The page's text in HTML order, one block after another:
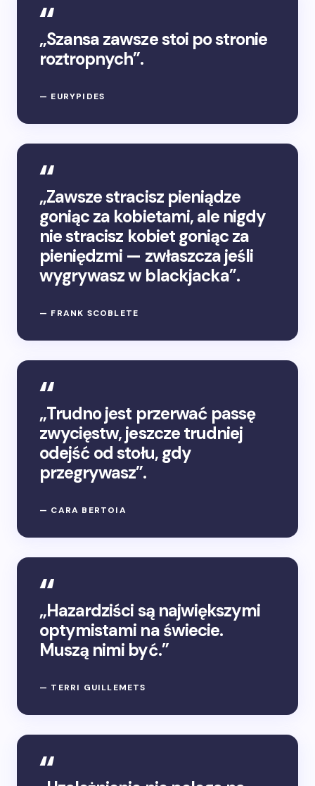
„Szansa zawsze stoi po stronie
roztropnych”.
— EURYPIDES
„Zawsze stracisz pieniądze
goniąc za kobietami, ale nigdy
nie stracisz kobiet goniąc za
pieniędzmi — zwłaszcza jeśli
wygrywasz w blackjacka”.
— FRANK SCOBLETE
„Trudno jest przerwać passę
zwycięstw, jeszcze trudniej
odejść od stołu, gdy
przegrywasz”.
— CARA BERTOIA
„Hazardziści są największymi
optymistami na świecie.
Muszą nimi być.”
— TERRI GUILLEMETS